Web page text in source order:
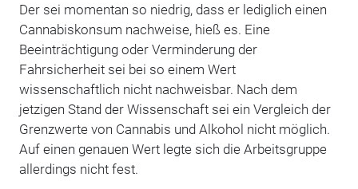
Der sei momentan so niedrig, dass er lediglich einen
Cannabiskonsum nachweise, hieß es. Eine
Beeinträchtigung oder Verminderung der
Fahrsicherheit sei bei so einem Wert
wissenschaftlich nicht nachweisbar. Nach dem
jetzigen Stand der Wissenschaft sei ein Vergleich der
Grenzwerte von Cannabis und Alkohol nicht möglich.
Auf einen genauen Wert legte sich die Arbeitsgruppe
allerdings nicht fest.